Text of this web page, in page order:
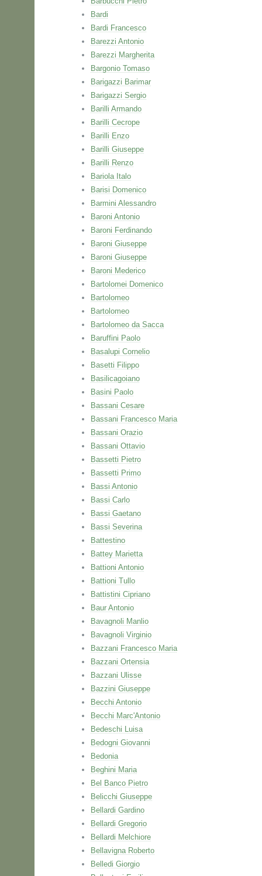
Bardi
Bardi Francesco
Barezzi Antonio
Barezzi Margherita
Bargonio Tomaso
Barigazzi Barimar
Barigazzi Sergio
Barilli Armando
Barilli Cecrope
Barilli Enzo
Barilli Giuseppe
Barilli Renzo
Bariola Italo
Barisi Domenico
Barmini Alessandro
Baroni Antonio
Baroni Ferdinando
Baroni Giuseppe
Baroni Giuseppe
Baroni Mederico
Bartolomei Domenico
Bartolomeo
Bartolomeo
Bartolomeo da Sacca
Baruffini Paolo
Basalupi Cornelio
Basetti Filippo
Basilicagoiano
Basini Paolo
Bassani Cesare
Bassani Francesco Maria
Bassani Orazio
Bassani Ottavio
Bassetti Pietro
Bassetti Primo
Bassi Antonio
Bassi Carlo
Bassi Gaetano
Bassi Severina
Battestino
Battey Marietta
Battioni Antonio
Battioni Tullo
Battistini Cipriano
Baur Antonio
Bavagnoli Manlio
Bavagnoli Virginio
Bazzani Francesco Maria
Bazzani Ortensia
Bazzani Ulisse
Bazzini Giuseppe
Becchi Antonio
Becchi Marc'Antonio
Bedeschi Luisa
Bedogni Giovanni
Bedonia
Beghini Maria
Bel Banco Pietro
Belicchi Giuseppe
Bellardi Gardino
Bellardi Gregorio
Bellardi Melchiore
Bellavigna Roberto
Belledi Giorgio